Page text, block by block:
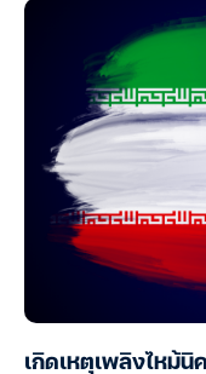
เกิดเหตุเพลิงไหม้นิ